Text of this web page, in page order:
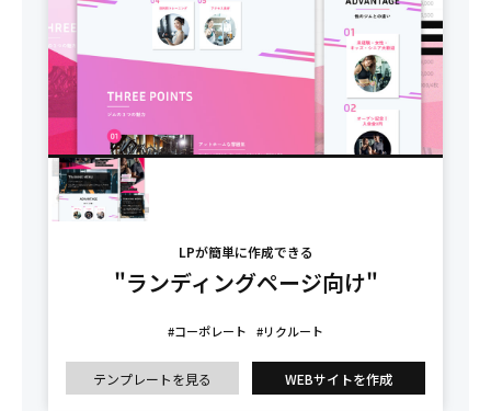
LPが簡単に作成できる
"ランディングページ向け"
#コーポレート #リクルート
テンプレートを見る WEBサイトを作成